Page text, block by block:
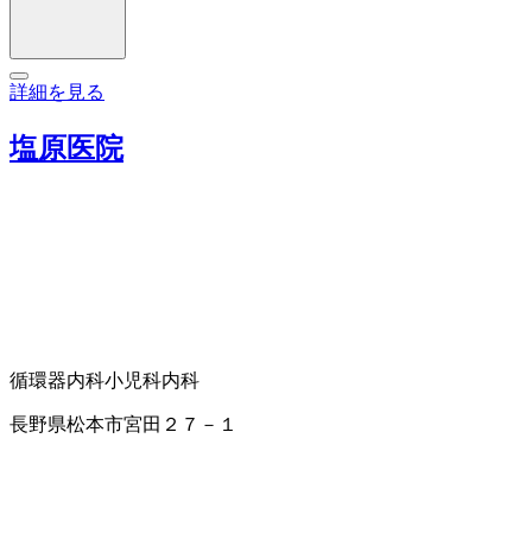
詳細を見る
塩原医院
循環器内科小児科内科
長野県松本市宮田２７－１